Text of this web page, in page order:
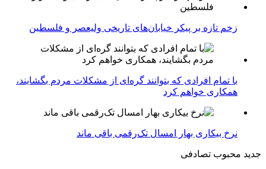
زخم تازه بر پیکر خیابان‌های تاریخی ولیعصر و فلسطین
با تمام افرادی که بتوانند گره‌ای از مشکلات مردم بگشایند،
همکاری خواهم کرد
نرخ بیکاری بهار امسال تک‌رقمی باقی ماند
جدید محبوب تصادفی